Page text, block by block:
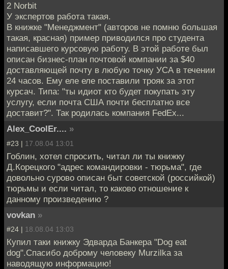
2 Norbit
У экспертов работа такая.
В книжке "Менеджмент" (авторов не помню большая
такая, красная) пример приводился про студента
написавшего курсовую работу. В этой работе был
описан бизнес-план почтовой компании за $40
доставляющей почту в любую точку УСА в течении
24 часов. Ему еле еле поставили трояк за этот
курсач. Типа: "ты идиот кто будет покупать эту
услугу, если почта США почти бесплатно все
доставит?". Так родилась компания FedEx...
Alex_CoolEr.... »
#23 | 17.08.04 13:01
Гоблин, хотел спросить, читал ли ты книжку
Д.Корецкого "адрес командировки - тюрьма", где
довольно сурово описан быт советской (российкой)
тюрьмы и если читал, то каково отношение к
данному произведению ?
vovkan »
#24 | 18.08.04 13:03
Купил таки книжку Эдварда Банкера "Dog eat
dog".Спасибо доброму человеку Murzilka за
наводящую информацию!